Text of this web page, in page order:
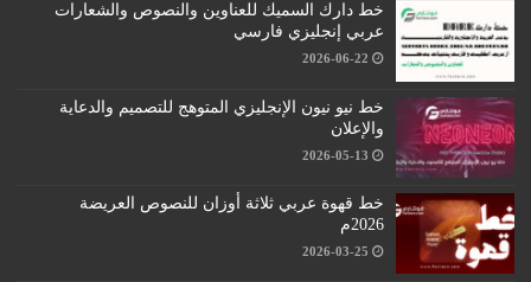
خط دارك السميك للعناوين والنصوص والشعارات
عربي إنجليزي فارسي
2026-06-22
خط نيو نيون الإنجليزي المتوهج للتصميم والدعاية
والإعلان
2026-05-13
خط قهوة عربي ثلاثة أوزان للنصوص العريضة
2026م
2026-03-25